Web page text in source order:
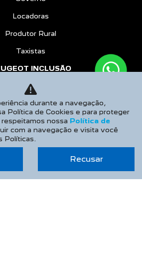
Locadoras
Produtor Rural
Taxistas
INCLUSÃO
FINANCEIRAS
Consórcio
Financiamento
Seguros
CONFIANCE
durante a navegação,
Política de Cookies e para proteger
nossa Política de
com a navegação e visita você
Políticas.
Recusar